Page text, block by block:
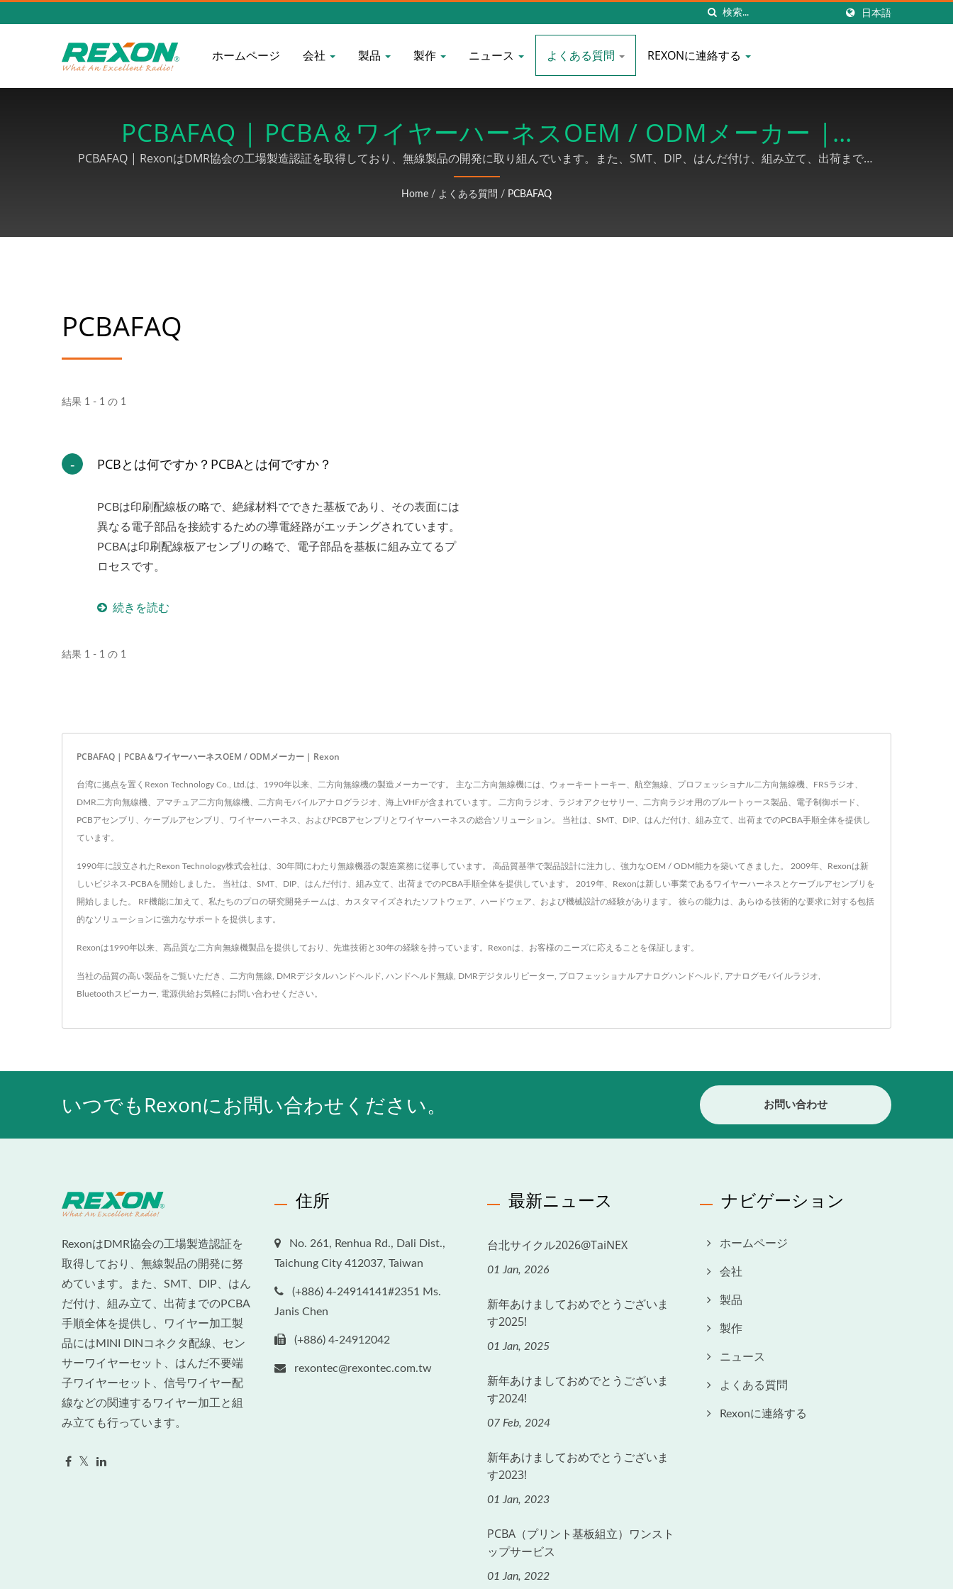
日本語
ホームページ 会社 製品 製作 ニュース よくある質問 REXONに連絡する
PCBAFAQ | PCBA＆ワイヤーハーネスOEM / ODMメーカー |
REXON
PCBAFAQ | RexonはDMR協会の工場製造認証を取得しており、無線製品の開発に取り組んでいます。また、SMT、DIP、はんだ付け、組み立て、出荷までの
PCBA手順全体を提供し、ワイヤー加工製品にはMINI DINコネクタ配線、センサーワイヤーセット、はんだ付け不要の端子ワイヤーセット、信号ワイヤー配線
など、関連するワイヤー加工と組み立ても行っています。
Home / よくある質問 / PCBAFAQ
PCBAFAQ
結果 1 - 1 の 1
PCBとは何ですか？PCBAとは何ですか？
PCBは印刷配線板の略で、絶縁材料でできた基板であり、その表面には
異なる電子部品を接続するための導電経路がエッチングされています。
PCBAは印刷配線板アセンブリの略で、電子部品を基板に組み立てるプ
ロセスです。
続きを読む
結果 1 - 1 の 1
PCBAFAQ | PCBA＆ワイヤーハーネスOEM / ODMメーカー | Rexon
台湾に拠点を置くRexon Technology Co., Ltd.は、1990年以来、二方向無線機の製造メーカーです。 主な二方向無線機には、ウォーキートーキー、航空無線、プロフェッショナル二方向無線機、FRSラジオ、
DMR二方向無線機、アマチュア二方向無線機、二方向モバイルアナログラジオ、海上VHFが含まれています。 二方向ラジオ、ラジオアクセサリー、二方向ラジオ用のブルートゥース製品、電子制御ボード、
PCBアセンブリ、ケーブルアセンブリ、ワイヤーハーネス、およびPCBアセンブリとワイヤーハーネスの総合ソリューション。 当社は、SMT、DIP、はんだ付け、組み立て、出荷までのPCBA手順全体を提供し
ています。
1990年に設立されたRexon Technology株式会社は、30年間にわたり無線機器の製造業務に従事しています。 高品質基準で製品設計に注力し、強力なOEM / ODM能力を築いてきました。 2009年、Rexonは新
しいビジネス-PCBAを開始しました。 当社は、SMT、DIP、はんだ付け、組み立て、出荷までのPCBA手順全体を提供しています。 2019年、Rexonは新しい事業であるワイヤーハーネスとケーブルアセンブリを
開始しました。 RF機能に加えて、私たちのプロの研究開発チームは、カスタマイズされたソフトウェア、ハードウェア、および機械設計の経験があります。 彼らの能力は、あらゆる技術的な要求に対する包括
的なソリューションに強力なサポートを提供します。
Rexonは1990年以来、高品質な二方向無線機製品を提供しており、先進技術と30年の経験を持っています。Rexonは、お客様のニーズに応えることを保証します。
当社の品質の高い製品をご覧いただき、 二方向無線 DMRデジタルハンドヘルド ハンドヘルド無線 DMRデジタルリピーター プロフェッショナルアナログハンドヘルド アナログモバイルラジオ
Bluetoothスピーカー 電源供給お気軽にお問い合わせ ください。
いつでもRexonにお問い合わせください。 お問い合わせ
RexonはDMR協会の工場製造認証を
取得しており、無線製品の開発に努
めています。また、SMT、DIP、はん
だ付け、組み立て、出荷までのPCBA
手順全体を提供し、ワイヤー加工製
品にはMINI DINコネクタ配線、セン
サーワイヤーセット、はんだ不要端
子ワイヤーセット、信号ワイヤー配
線などの関連するワイヤー加工と組
み立ても行っています。
住所
No. 261, Renhua Rd., Dali Dist.,
Taichung City 412037, Taiwan
(+886) 4-24914141#2351 Ms.
Janis Chen
(+886) 4-24912042
rexontec@rexontec.com.tw
最新ニュース
台北サイクル2026@TaiNEX
01 Jan, 2026
新年あけましておめでとうございま
す2025!
01 Jan, 2025
新年あけましておめでとうございま
す2024!
07 Feb, 2024
新年あけましておめでとうございま
す2023!
01 Jan, 2023
PCBA（プリント基板組立）ワンスト
ップサービス
01 Jan, 2022
ナビゲーション
ホームページ
会社
製品
製作
ニュース
よくある質問
Rexonに連絡する